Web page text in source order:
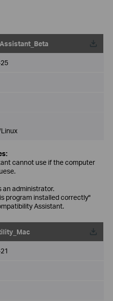
cannot use if the computer
an administrator.
program installed correctly"
Assistant.